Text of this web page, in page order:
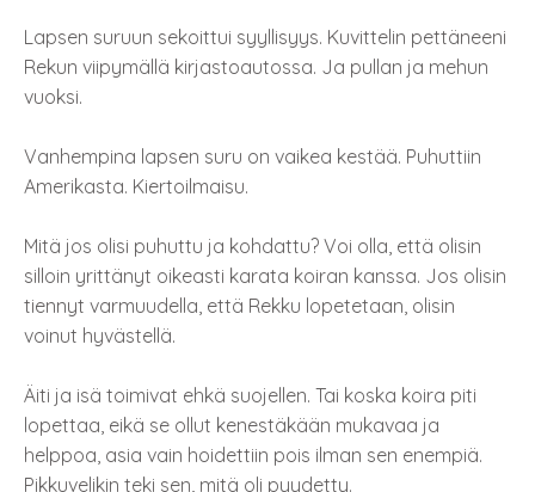
Lapsen suruun sekoittui syyllisyys. Kuvittelin pettäneeni
Rekun viipymällä kirjastoautossa. Ja pullan ja mehun
vuoksi.
Vanhempina lapsen suru on vaikea kestää. Puhuttiin
Amerikasta. Kiertoilmaisu.
Mitä jos olisi puhuttu ja kohdattu? Voi olla, että olisin
silloin yrittänyt oikeasti karata koiran kanssa. Jos olisin
tiennyt varmuudella, että Rekku lopetetaan, olisin
voinut hyvästellä.
Äiti ja isä toimivat ehkä suojellen. Tai koska koira piti
lopettaa, eikä se ollut kenestäkään mukavaa ja
helppoa, asia vain hoidettiin pois ilman sen enempiä.
Pikkuvelikin teki sen, mitä oli pyydetty.